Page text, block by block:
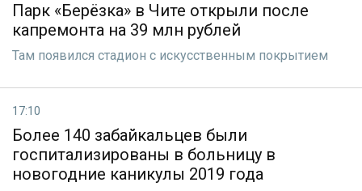
Парк «Берёзка» в Чите открыли после
капремонта на 39 млн рублей
Там появился стадион с искусственным покрытием
17:10
Более 140 забайкальцев были
госпитализированы в больницу в
новогодние каникулы 2019 года